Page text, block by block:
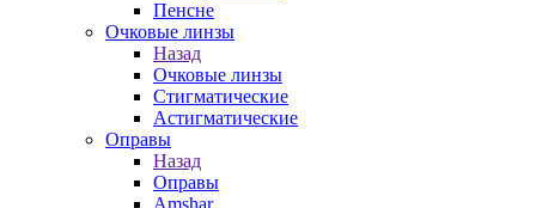
Пенсне
Очковые линзы
Назад
Очковые линзы
Стигматические
Астигматические
Оправы
Назад
Оправы
Amshar